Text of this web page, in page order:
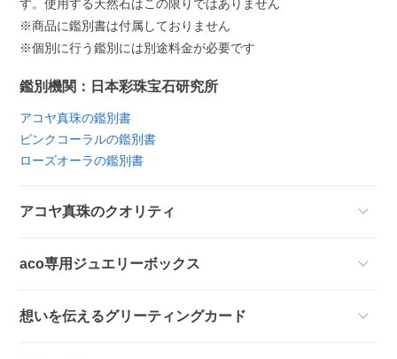
す。使用する天然石はこの限りではありません
※商品に鑑別書は付属しておりません
※個別に行う鑑別には別途料金が必要です
鑑別機関：日本彩珠宝石研究所
アコヤ真珠の鑑別書
ピンクコーラルの鑑別書
ローズオーラの鑑別書
アコヤ真珠のクオリティ
aco専用ジュエリーボックス
想いを伝えるグリーティングカード